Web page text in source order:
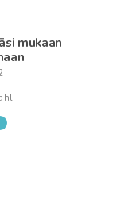
mukaan